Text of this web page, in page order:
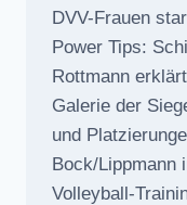
DVV-Frauen
Power Tips:
Rottmann
Galerie der
und
Bock/Lippmann
Volleyball-